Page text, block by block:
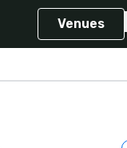
Venues